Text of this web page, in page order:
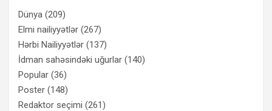
Dünya (209)
Elmi nailiyyətlər (267)
Hərbi Nailiyyətlər (137)
İdman sahəsindəki uğurlar (140)
Popular (36)
Poster (148)
Redaktor seçimi (261)